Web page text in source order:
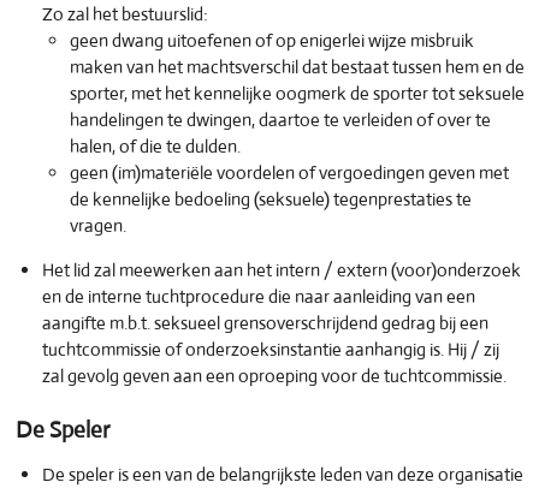
Zo zal het bestuurslid:
geen dwang uitoefenen of op enigerlei wijze misbruik
maken van het machtsverschil dat bestaat tussen hem en de
sporter, met het kennelijke oogmerk de sporter tot seksuele
handelingen te dwingen, daartoe te verleiden of over te
halen, of die te dulden.
geen (im)materiële voordelen of vergoedingen geven met
de kennelijke bedoeling (seksuele) tegenprestaties te
vragen.
Het lid zal meewerken aan het intern / extern (voor)onderzoek
en de interne tuchtprocedure die naar aanleiding van een
aangifte m.b.t. seksueel grensoverschrijdend gedrag bij een
tuchtcommissie of onderzoeksinstantie aanhangig is. Hij / zij
zal gevolg geven aan een oproeping voor de tuchtcommissie.
De Speler
De speler is een van de belangrijkste leden van deze organisatie